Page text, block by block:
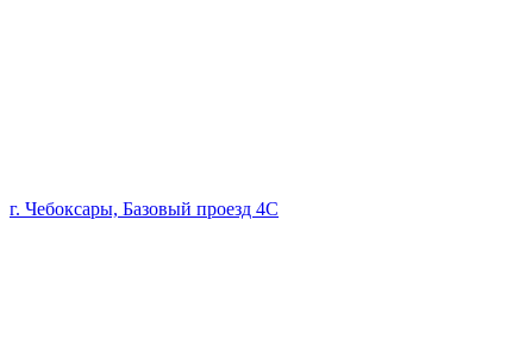
г. Чебоксары, Базовый проезд 4С